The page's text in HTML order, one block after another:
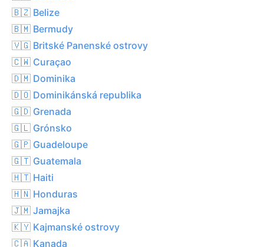
🇧🇿 Belize
🇧🇲 Bermudy
🇻🇬 Britské Panenské ostrovy
🇨🇼 Curaçao
🇩🇲 Dominika
🇩🇴 Dominikánská republika
🇬🇩 Grenada
🇬🇱 Grónsko
🇬🇵 Guadeloupe
🇬🇹 Guatemala
🇭🇹 Haiti
🇭🇳 Honduras
🇯🇲 Jamajka
🇰🇾 Kajmanské ostrovy
🇨🇦 Kanada